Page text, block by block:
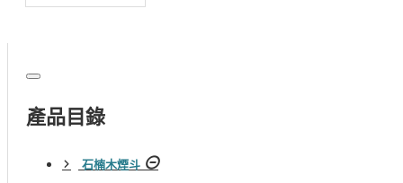
產品目錄
石楠木煙斗